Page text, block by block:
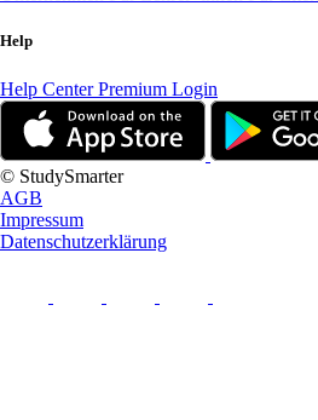
Help
Help CenterPremium Login
© StudySmarter
AGB
Impressum
Datenschutzerklärung